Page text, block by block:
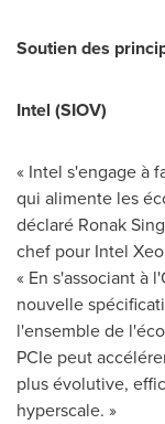
Soutien des
Intel (SIOV)
« Intel s'engage à
qui alimente les
déclaré Ronak
chef pour Intel
« En s'associant à
nouvelle
l'ensemble de
PCIe peut
plus évolutive,
hyperscale. »